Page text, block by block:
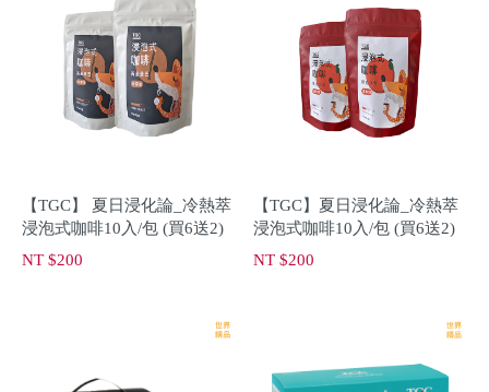
【TGC】 夏日浸化論_冷熱萃
浸泡式咖啡10入/包 (買6送2)
NT $200
【TGC】夏日浸化論_冷熱萃
浸泡式咖啡10入/包 (買6送2)
NT $200